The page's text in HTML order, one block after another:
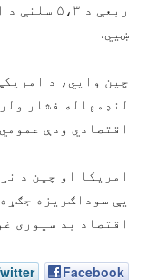
ربعې د
ښيي.
چين وايي، د
لنډمهاله فشار
اقتصادي ودې
امريکا او چين د
يې سوداګریزه
اقتصاد بد سیوری
Facebook